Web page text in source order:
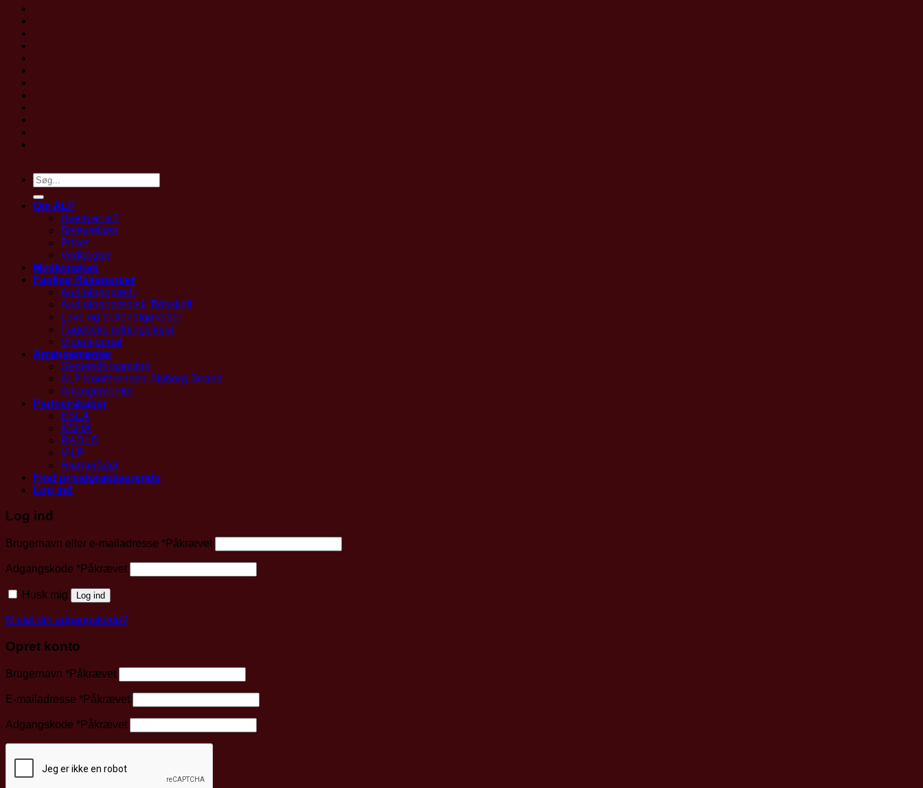
Om ALF
Hvem er vi?
Bestyrelsen
Priser
Vedtægter
Medlemskab
Faglige Ressourcer
Audiologopædi
Audiologopædisk Tidsskrift
Love og bekendtgørelser
Fagetiske retningslinjer
Vidensportal
Arrangementer
Generalforsamling
ALF Konferencen, Nyborg Strand
Arrangementer
Partnerskaber
ESLA
ASHA
RADLD
IALP
Hjernerådet
Find privatpraktiserende
Log ind
Log ind
Brugernavn eller e-mailadresse *Påkrævet
Adgangskode *Påkrævet
Husk mig Log ind
Mistet din adgangskode?
Opret konto
Brugernavn *Påkrævet
E-mailadresse *Påkrævet
Adgangskode *Påkrævet